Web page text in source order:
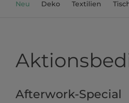
Neu Deko Textilien
Afterwork-Special